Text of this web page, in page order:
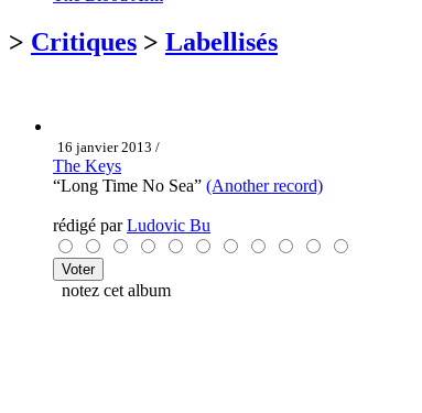
> Critiques > Labellisés
16 janvier 2013 /
The Keys
“Long Time No Sea” (Another record)
rédigé parLudovic Bu
notez cet album